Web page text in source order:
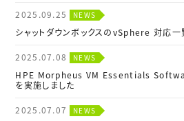
2025.09.25
NEWS
シャットダウンボックスのvSphere 対応一
2025.07.08
NEWS
HPE Morpheus VM Essentials
を実施しました
2025.07.07
NEWS